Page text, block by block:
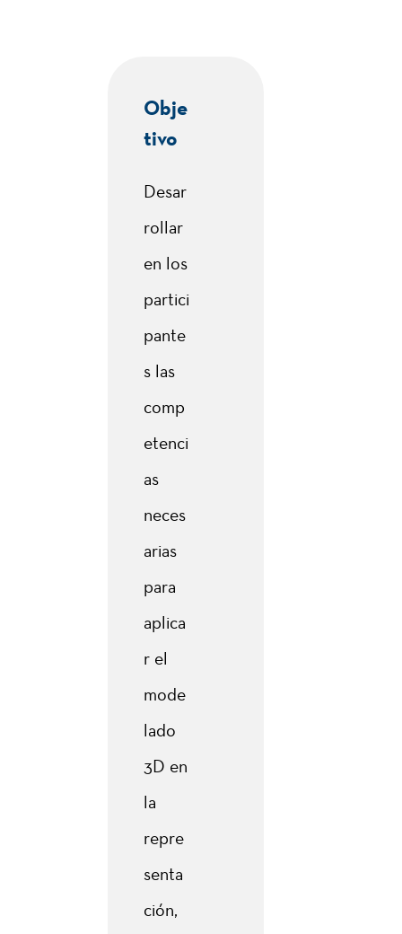
Obje
tivo
Desar
rollar
en los
partici
pante
s las
comp
etenci
as
neces
arias
para
aplica
r el
mode
lado
3D en
la
repre
senta
ción,